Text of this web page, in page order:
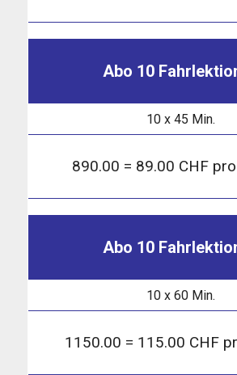
Abo 10
10 x 45 Min.
890.00 = 89.00 CHF
Abo 10
10 x 60 Min.
1150.00 = 115.00 CHF